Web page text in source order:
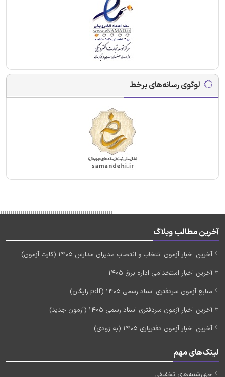
لوگوی رسانه‌های برخط
آخرین مطالب وبلاگ
آخرین اخبار آزمون انتخاب و انتصاب مدیران مدارس 1405 (کارت آزمون)
آخرین اخبار استخدامی اداره برق 1405
منابع آزمون سردفتری اسناد رسمی 1405 (pdf رایگان)
آخرین اخبار آزمون سردفتری اسناد رسمی 1405 (آزمون جدید)
آخرین اخبار آزمون دفتریاری 1405 (به زودی)
لینک‌های مهم